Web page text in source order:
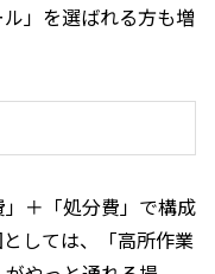
」を選ばれる方も増
＋「処分費」で構成
しては、「高所作業